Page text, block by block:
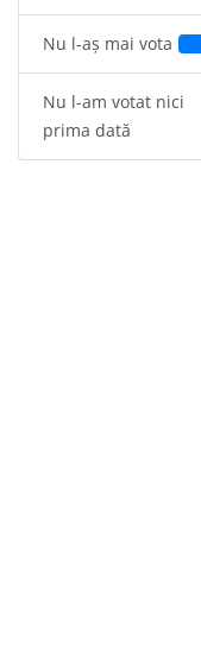
Nu l-aș mai vota
Nu l-am votat nici
prima dată